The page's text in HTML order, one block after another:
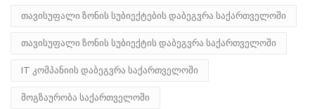
თავისუფალი ზონის სუბიექტების დაბეგვრა საქართველოში
თავისუფალი ზონის სუბიექტის დაბეგვრა საქართველოში
IT კომპანიის დაბეგვრა საქართველოში
მოგზაურობა საქართველოში